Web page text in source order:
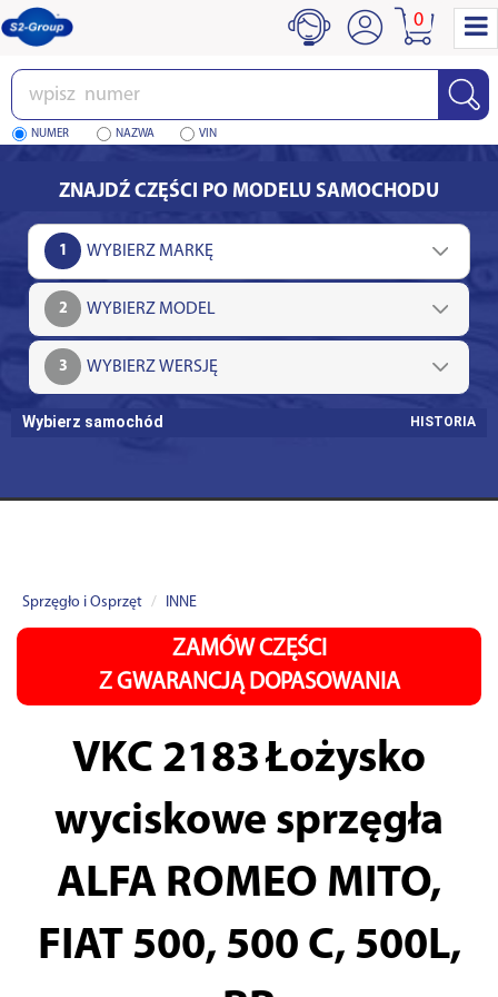
Wpisz
numer
NUMER NAZWA VIN
0
ZNAJDŹ CZĘŚCI PO MODELU SAMOCHODU
1
2
3
Wybierz samochód HISTORIA
Sprzęgło i Osprzęt INNE
ZAMÓW CZĘŚCI
Z GWARANCJĄ DOPASOWANIA
VKC 2183Łożysko
wyciskowe sprzęgła
ALFA ROMEO MITO,
FIAT 500, 500 C, 500L,